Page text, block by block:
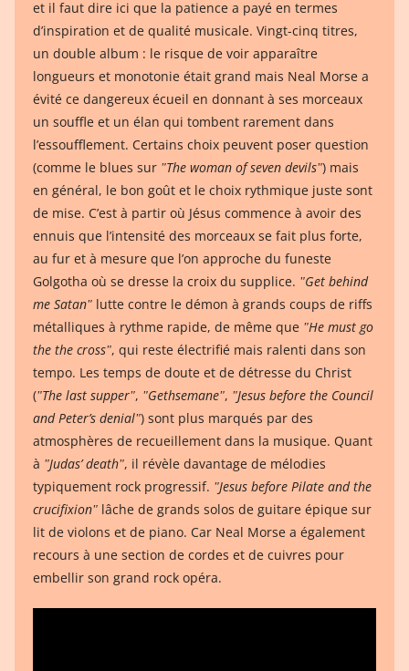
et il faut dire ici que la patience a payé en termes
d’inspiration et de qualité musicale. Vingt-cinq titres,
un double album : le risque de voir apparaître
longueurs et monotonie était grand mais Neal Morse a
évité ce dangereux écueil en donnant à ses morceaux
un souffle et un élan qui tombent rarement dans
l’essoufflement. Certains choix peuvent poser question
(comme le blues sur ʺThe woman of seven devilsʺ) mais
en général, le bon goût et le choix rythmique juste sont
de mise. C’est à partir où Jésus commence à avoir des
ennuis que l’intensité des morceaux se fait plus forte,
au fur et à mesure que l’on approche du funeste
Golgotha où se dresse la croix du supplice. ʺGet behind
me Satanʺ lutte contre le démon à grands coups de riffs
métalliques à rythme rapide, de même que ʺHe must go
the the crossʺ, qui reste électrifié mais ralenti dans son
tempo. Les temps de doute et de détresse du Christ
(ʺThe last supperʺ, ʺGethsemaneʺ, ʺJesus before the Council
and Peter’s denialʺ) sont plus marqués par des
atmosphères de recueillement dans la musique. Quant
à ʺJudas’ deathʺ, il révèle davantage de mélodies
typiquement rock progressif. ʺJesus before Pilate and the
crucifixionʺ lâche de grands solos de guitare épique sur
lit de violons et de piano. Car Neal Morse a également
recours à une section de cordes et de cuivres pour
embellir son grand rock opéra.